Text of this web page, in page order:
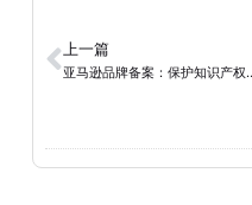
上一篇
亚马逊品牌备